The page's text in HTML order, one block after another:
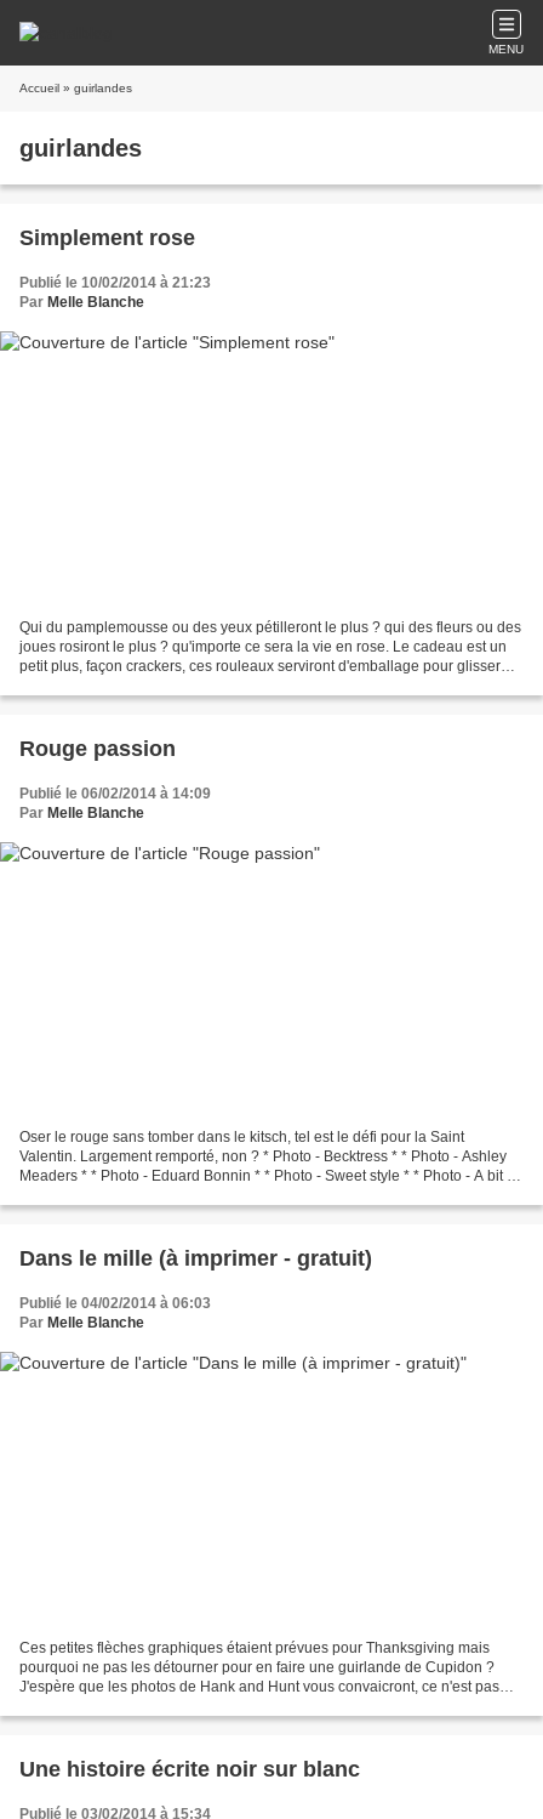
MENU
Accueil » guirlandes
guirlandes
Simplement rose
Publié le 10/02/2014 à 21:23
Par Melle Blanche
Qui du pamplemousse ou des yeux pétilleront le plus ? qui des fleurs ou des
joues rosiront le plus ? qu'importe ce sera la vie en rose. Le cadeau est un
petit plus, façon crackers, ces rouleaux serviront d'emballage pour glisser
Rouge passion
Publié le 06/02/2014 à 14:09
Par Melle Blanche
Oser le rouge sans tomber dans le kitsch, tel est le défi pour la Saint
Valentin. Largement remporté, non ? * Photo - Becktress * * Photo - Ashley
Meaders * * Photo - Eduard Bonnin * * Photo - Sweet style * * Photo - A bit of
Dans le mille (à imprimer - gratuit)
Publié le 04/02/2014 à 06:03
Par Melle Blanche
Ces petites flèches graphiques étaient prévues pour Thanksgiving mais
pourquoi ne pas les détourner pour en faire une guirlande de Cupidon ?
J'espère que les photos de Hank and Hunt vous convaicront, ce n'est pas
Une histoire écrite noir sur blanc
Publié le 03/02/2014 à 15:34